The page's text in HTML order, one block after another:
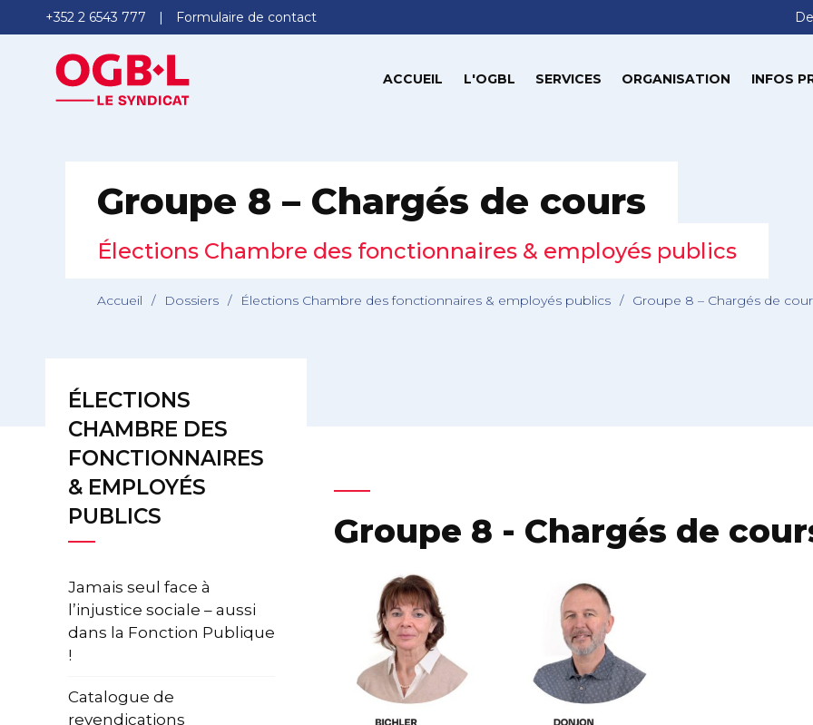
+352 2 6543 777 Formulaire de contact
ACCUEIL L'OGBL SERVICES ORGANISATION INFOS
Groupe 8 – Chargés de cours
Élections Chambre des fonctionnaires & employés publics
Accueil / Dossiers / Élections Chambre des fonctionnaires & employés publics / Groupe 8 – Chargés de
ÉLECTIONS
CHAMBRE DES
FONCTIONNAIRES
& EMPLOYÉS
PUBLICS
Jamais seul face à
l’injustice sociale – aussi
dans la Fonction Publique
!
Catalogue de
revendications
Groupe 8 - Chargés de